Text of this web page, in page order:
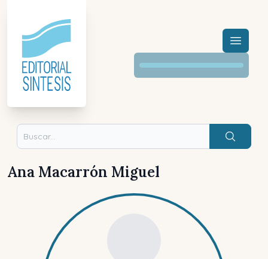
Menú
Buscar
Ana Macarrón Miguel